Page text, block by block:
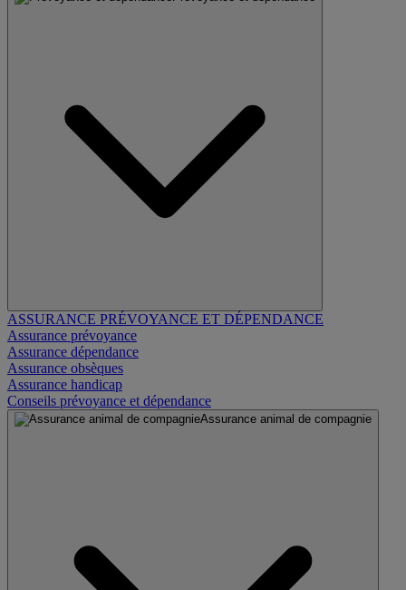
ASSURANCE PRÉVOYANCE ET DÉPENDANCE
Assurance prévoyance
Assurance dépendance
Assurance obsèques
Assurance handicap
Conseils prévoyance et dépendance
Assurance animal de compagnie